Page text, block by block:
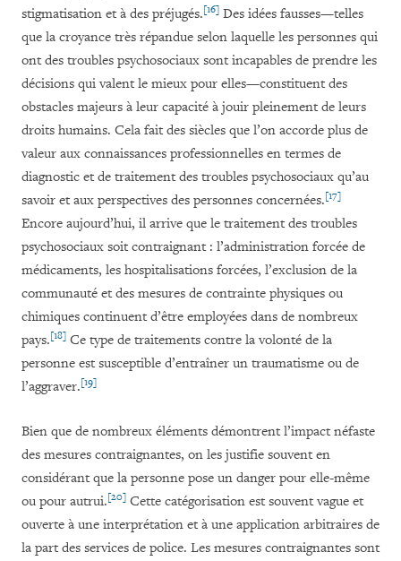
stigmatisation et à des préjugés.[16] Des idées fausses—telles
que la croyance très répandue selon laquelle les personnes qui
ont des troubles psychosociaux sont incapables de prendre les
décisions qui valent le mieux pour elles—constituent des
obstacles majeurs à leur capacité à jouir pleinement de leurs
droits humains. Cela fait des siècles que l’on accorde plus de
valeur aux connaissances professionnelles en termes de
diagnostic et de traitement des troubles psychosociaux qu’au
savoir et aux perspectives des personnes concernées.[17]
Encore aujourd’hui, il arrive que le traitement des troubles
psychosociaux soit contraignant : l’administration forcée de
médicaments, les hospitalisations forcées, l’exclusion de la
communauté et des mesures de contrainte physiques ou
chimiques continuent d’être employées dans de nombreux
pays.[18] Ce type de traitements contre la volonté de la
personne est susceptible d’entraîner un traumatisme ou de
l’aggraver.[19]
Bien que de nombreux éléments démontrent l’impact néfaste
des mesures contraignantes, on les justifie souvent en
considérant que la personne pose un danger pour elle-même
ou pour autrui.[20] Cette catégorisation est souvent vague et
ouverte à une interprétation et à une application arbitraires de
la part des services de police. Les mesures contraignantes sont